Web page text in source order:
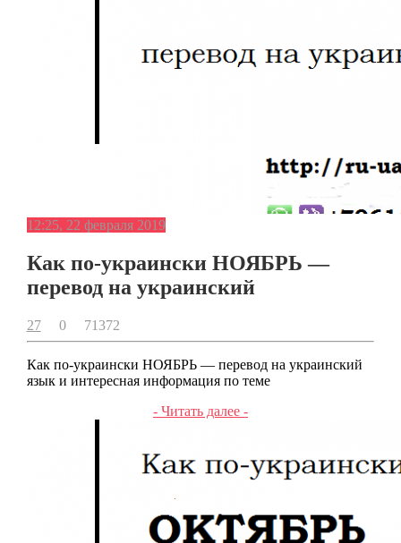
12:25, 22 февраля 2019
Как по-украински НОЯБРЬ —
перевод на украинский
27 0 71372
Как по-украински НОЯБРЬ — перевод на украинский
язык и интересная информация по теме
- Читать далее -